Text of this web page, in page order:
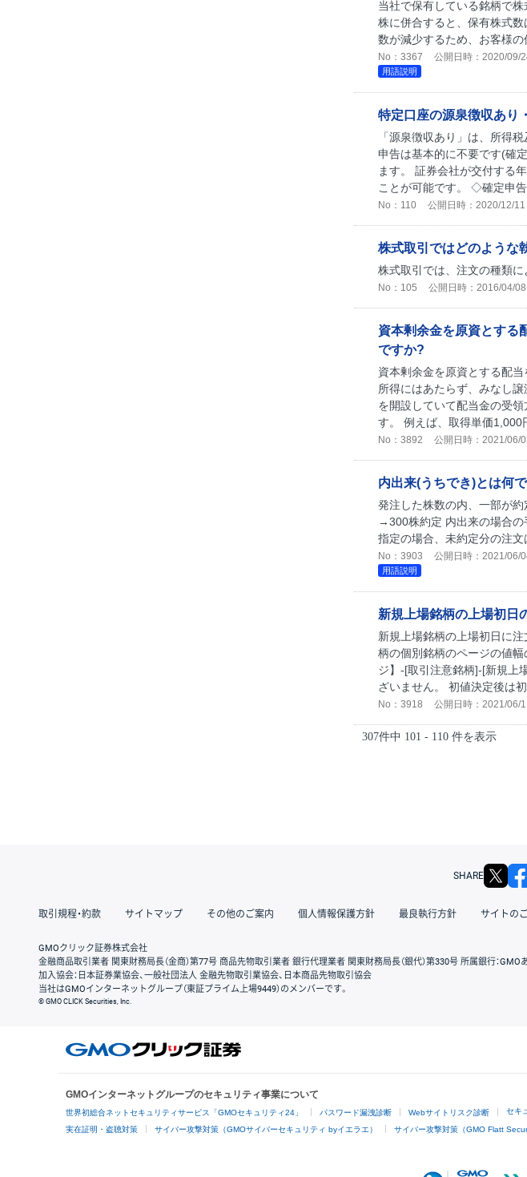
当社で保有している銘柄で
株に併合すると、保有株式
数が減少するため、お客様
No：3367 公開日時：2020/09/
用語説明
特定口座の源泉徴収あり
「源泉徴収あり」は、所得
申告は基本的に不要です(確
ます。 証券会社が交付する
ことが可能です。 ◇確定申
No：110 公開日時：2020/12/
株式取引ではどのような
株式取引では、注文の種類
No：105 公開日時：2016/04/
資本剰余金を原資とする
ですか?
資本剰余金を原資とする配
所得にはあたらず、みなし
を開設していて配当金の受
す。 例えば、取得単価1,000
No：3892 公開日時：2021/06/
内出来(うちでき)とは何
発注した株数の内、一部が
→300株約定 内出来の場合
指定の場合、未約定分の注
No：3903 公開日時：2021/06/
用語説明
新規上場銘柄の上場初日
新規上場銘柄の上場初日に
柄の個別銘柄のページの値
ジ】-[取引注意銘柄]-[新規上
ざいません。 初値決定後は
No：3918 公開日時：2021/06/
307件中 101 - 110 件を表示
SHARE
取引規程・約款 サイトマップ その他のご案内 個人情報保護方針 最良執行方針 サイトの
GMOクリック証券株式会社
金融商品取引業者 関東財務局長（金商）第77号 商品先物取引業者 銀行代理業者 関東財務局長（銀代）第330号 所属銀行：
加入協会：日本証券業協会、一般社団法人 金融先物取引業協会、日本商品先物取引協会
当社はGMOインターネットグループ（東証プライム上場9449）のメンバーです。
© GMO CLICK Securities, Inc.
GMOインターネットグループのセキュリティ事業について
世界初総合ネットセキュリティサービス「GMOセキュリティ24」 パスワード漏洩診断 Webサイトリスク診断 セキ
実在証明・盗聴対策 サイバー攻撃対策（GMOサイバーセキュリティ byイエラエ） サイバー攻撃対策（GMO Flatt